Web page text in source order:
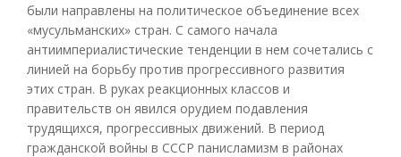
были направлены на политическое объединение всех
«мусульманских» стран. С самого начала
антиимпериалистические тенденции в нем сочетались с
линией на борьбу против прогрессивного развития
этих стран. В руках реакционных классов и
правительств он явился орудием подавления
трудящихся, прогрессивных движений. В период
гражданской войны в СССР панисламизм в районах